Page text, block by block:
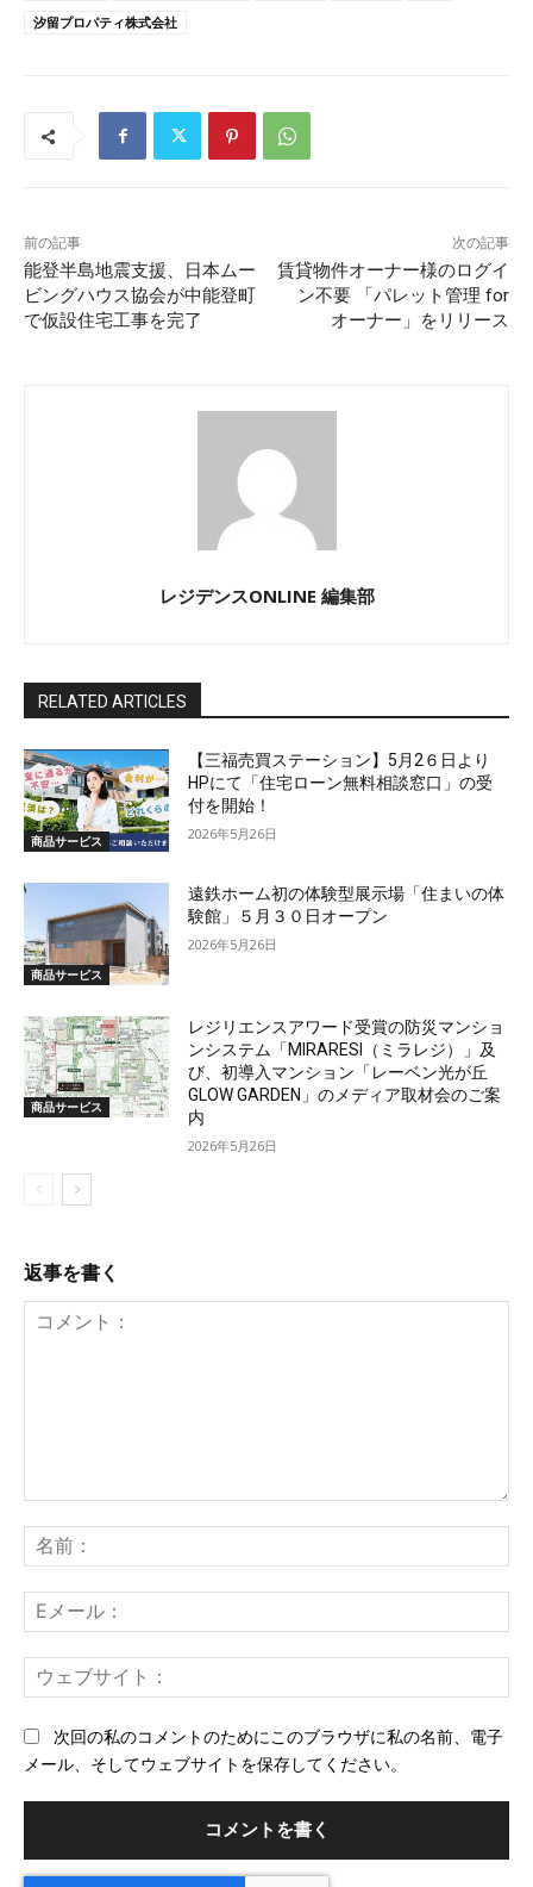
汐留プロパティ株式会社
前の記事
能登半島地震支援、日本ムー
ビングハウス協会が中能登町
で仮設住宅工事を完了
次の記事
賃貸物件オーナー様のログイ
ン不要 「パレット管理 for
オーナー」をリリース
レジデンスONLINE 編集部
RELATED ARTICLES
商品サービス
【三福売買ステーション】5月2６日より
HPにて「住宅ローン無料相談窓口」の受
付を開始！
2026年5月26日
商品サービス
遠鉄ホーム初の体験型展示場「住まいの体
験館」５月３０日オープン
2026年5月26日
商品サービス
レジリエンスアワード受賞の防災マンショ
ンシステム「MIRARESI（ミラレジ）」及
び、初導入マンション「レーベン光が丘
GLOW GARDEN」のメディア取材会のご案
内
2026年5月26日
返事を書く
ン
ト：
前
メ
ー
ェ
次回の私のコメントのためにこのブラウザに私の名前、電子
メール、そしてウェブサイトを保存してください。